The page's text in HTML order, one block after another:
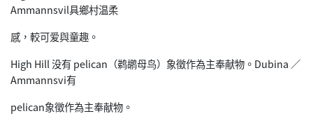
Ammannsvil具鄉村温柔
感，較可爱與童趣。
High Hill 没有 pelican（鹈鹕母鸟）象徵作為主奉献物。Dubina ／
Ammannsvi有
pelican象徵作為主奉献物。